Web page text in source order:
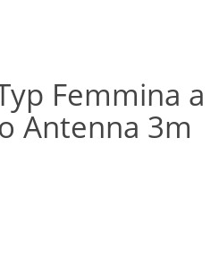
Femmina a
Antenna 3m